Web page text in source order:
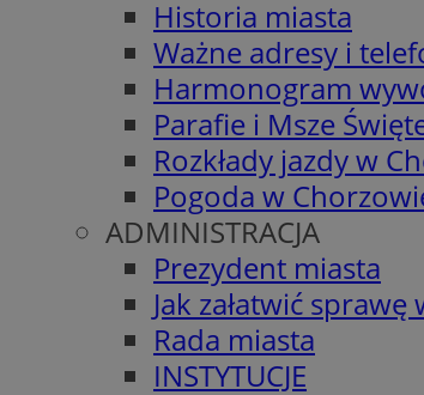
Historia miasta
Ważne adresy i
Harmonogram
Parafie i Msze
Rozkłady jazdy w
Pogoda w
ADMINISTRACJA
Prezydent miasta
Jak załatwić
Rada miasta
INSTYTUCJE